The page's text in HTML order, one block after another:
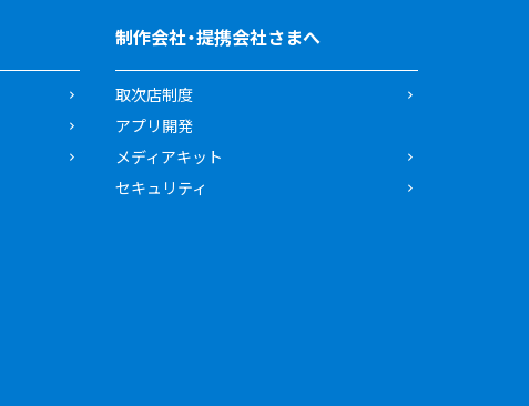
制作会社・提携会社さまへ
取次店制度
アプリ開発
メディアキット
セキュリティ